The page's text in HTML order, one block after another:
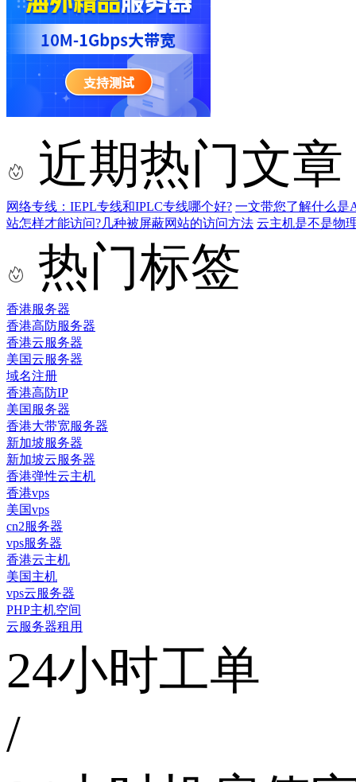
近期热门文章
网络专线：IEPL专线和IPLC专线哪个好? 一文带您了解什么是
站怎样才能访问?几种被屏蔽网站的访问方法 云主机是不是物
热门标签
香港服务器
香港高防服务器
香港云服务器
美国云服务器
域名注册
香港高防IP
美国服务器
香港大带宽服务器
新加坡服务器
新加坡云服务器
香港弹性云主机
香港vps
美国vps
cn2服务器
vps服务器
香港云主机
美国主机
vps云服务器
PHP主机空间
云服务器租用
24小时工单
/